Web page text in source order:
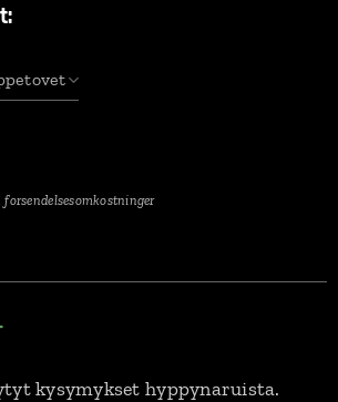
forsendelsesomkostninger
kysymykset hyppynaruista.